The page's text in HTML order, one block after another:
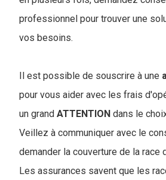
professionnel pour trouver une
vos besoins.
Il est possible de souscrire à une
pour vous aider avec les frais
un grand ATTENTION dans le
Veillez à communiquer avec le
demander la couverture de la race
Les assurances savent que les